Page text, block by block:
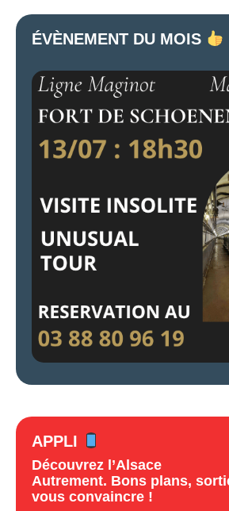
ÉVÈNEMENT DU MOIS
APPLI
Découvrez l’Alsace
Autrement. Bons plans,
vous convaincre !